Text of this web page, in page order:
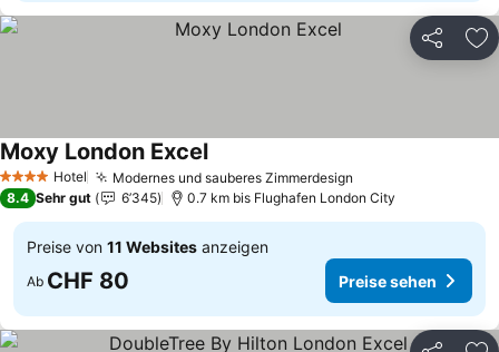
Teilen
4 Sterne Hotel Modernes und sauberes Zimmerdesign
Moxy London ExcelPreise sehen
8.4 Sehr gut 6’345 0.7 km bis Flughafen London City
Preise von 11 Websites anzeigen
Ab CHF 80 Preise sehen